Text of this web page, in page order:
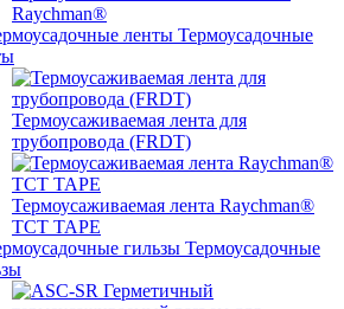
Raychman®
Термоусадочные
Термоусаживаемая лента для
трубопровода (FRDT)
Термоусаживаемая лента Raychman®
TCT TAPE
Термоусадочные